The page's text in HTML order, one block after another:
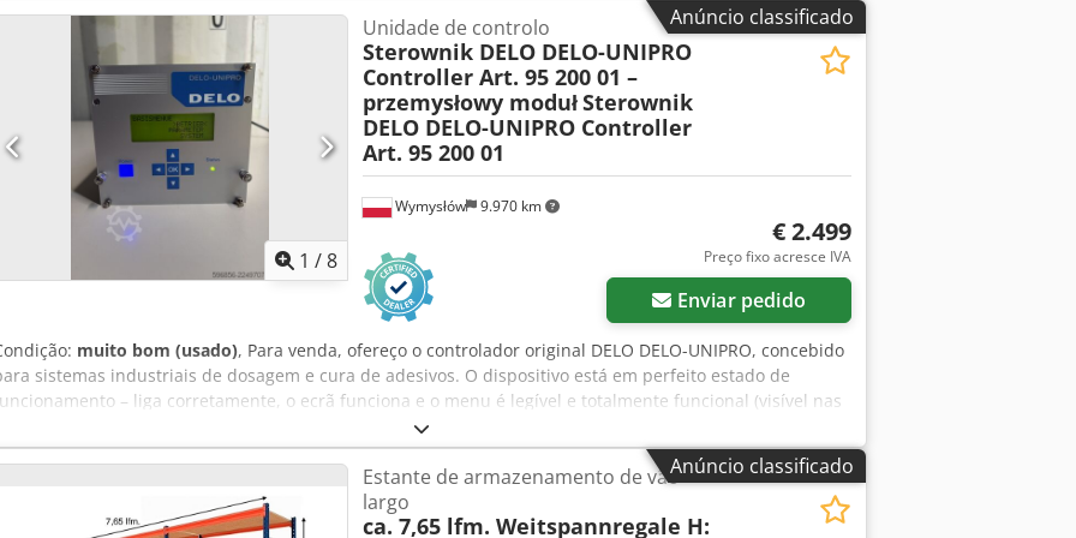
informações. Chsdpfx Aswn D Uhekaja
Anúncio classificado
1 /8
Wymysłów 9.970 km
Unidade de controlo
Sterownik DELO DELO-UNIPRO
Controller Art. 95 200 01 –
przemysłowy modułSterownik
DELO DELO-UNIPRO Controller
Art. 95 200 01
€ 2.499
Preço fixo acresce IVA
Enviar pedido
muito bom (usado), Para venda, ofereço o controlador original DELO DELO-UNIPRO, concebido
sistemas industriais de dosagem e cura de adesivos. O dispositivo está em perfeito estado de
– liga corretamente, o ecrã funciona e o menu é legível e totalmente funcional (visível nas
fotografias). Estado visual muito bom, com pequenos sinais de utilização normal. Dados técnicos: •
DELO • Modelo: DELO-UNIPRO • Número de catálogo: 95 200 01 • Número de série: 1501 UNI
648 • Alimentação: 100–240 V CA • Frequência: 50–60 Hz • Consumo de energia: 40 W • Interfaces: RS232,
CAN, USB, Ethernet, Entrada/Saída, Interruptor de pedal e 4 canais (CH1–CH4) Incluído no conjunto: •
Controlador DELO DELO-UNIPRO O artigo à venda é exatamente o que está representado nas fotografias.
Anúncio classificado
Estante de armazenamento de vão
largo
ca. 7,65 lfm. Weitspannregale H: